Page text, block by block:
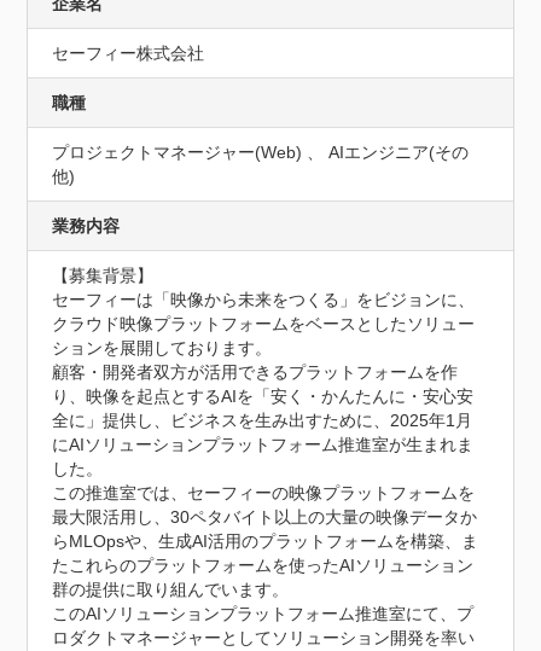
セーフィー株式会社
職種
プロジェクトマネージャー(Web) 、 AIエンジニア(その
他)
業務内容
【募集背景】
セーフィーは「映像から未来をつくる」をビジョンに、
クラウド映像プラットフォームをベースとしたソリュー
ションを展開しております。
顧客・開発者双方が活用できるプラットフォームを作
り、映像を起点とするAIを「安く・かんたんに・安心安
全に」提供し、ビジネスを生み出すために、2025年1月
にAIソリューションプラットフォーム推進室が生まれま
した。
この推進室では、セーフィーの映像プラットフォームを
最大限活用し、30ペタバイト以上の大量の映像データか
らMLOpsや、生成AI活用のプラットフォームを構築、ま
たこれらのプラットフォームを使ったAIソリューション
群の提供に取り組んでいます。
このAIソリューションプラットフォーム推進室にて、プ
ロダクトマネージャーとしてソリューション開発を率い